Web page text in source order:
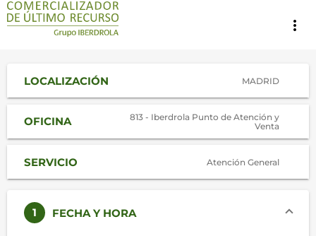
more_vert
LOCALIZACIÓN MADRID
OFICINA
813 - Iberdrola Punto de Atención y
Venta
SERVICIO Atención General
1 FECHA Y HORA